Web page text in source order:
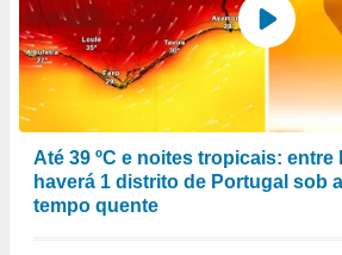
Até 39 ºC e noites tropicais: entre
haverá 1 distrito de Portugal sob
tempo quente